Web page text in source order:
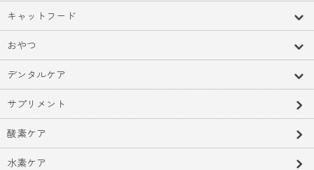
キャットフード
おやつ
デンタルケア
サプリメント
酸素ケア
水素ケア